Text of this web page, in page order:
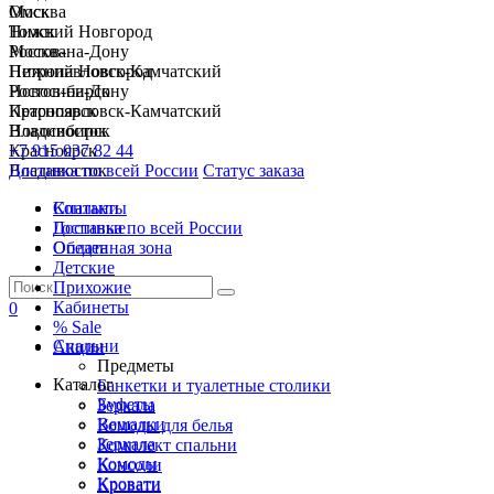
Москва
Нижний Новгород
Ростов-на-Дону
Петропавловск-Камчатский
Новосибирск
Красноярск
Владивосток
+7 915 037 82 44
Доставка по всей России Статус заказа
Спальни
Гостиные
Обеденная зона
Детские
Прихожие
Кабинеты
% Sale
Акции
Каталог
Буфеты
Вешалки
Зеркала
Комоды
Кровати
Омск
Томск
Москва
Нижний Новгород
Ростов-на-Дону
Петропавловск-Камчатский
Новосибирск
Красноярск
Владивосток
Контакты
Доставка по всей России
Оплата
0
Спальни
Предметы
Банкетки и туалетные столики
Зеркала
Комоды для белья
Комплект спальни
Консоли
Кровати